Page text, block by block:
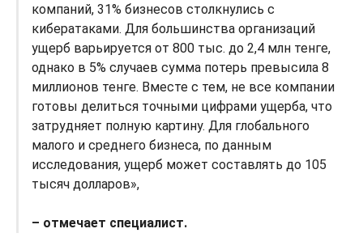
компаний, 31% бизнесов столкнулись с
кибератаками. Для большинства организаций
ущерб варьируется от 800 тыс. до 2,4 млн тенге,
однако в 5% случаев сумма потерь превысила 8
миллионов тенге. Вместе с тем, не все компании
готовы делиться точными цифрами ущерба, что
затрудняет полную картину. Для глобального
малого и среднего бизнеса, по данным
исследования, ущерб может составлять до 105
тысяч долларов»,
– отмечает специалист.